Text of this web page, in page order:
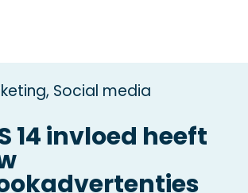
, Social media
14 invloed heeft